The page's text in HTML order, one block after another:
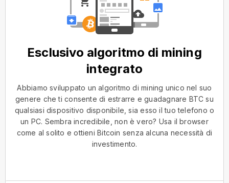
Esclusivo algoritmo di mining
integrato
Abbiamo sviluppato un algoritmo di mining unico nel suo
genere che ti consente di estrarre e guadagnare BTC su
qualsiasi dispositivo disponibile, sia esso il tuo telefono o
un PC. Sembra incredibile, non è vero? Usa il browser
come al solito e ottieni Bitcoin senza alcuna necessità di
investimento.